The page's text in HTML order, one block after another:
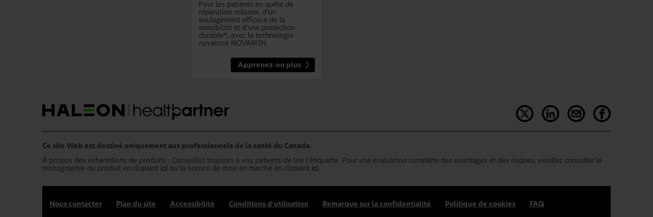
Pour les patients en quête de
réparation robuste, d’un
soulagement efficace de la
sensibilité et d’une protection
durable*, avec la technologie
novatrice NOVAMIN.
Apprenez-en plus
Ce site Web est destiné uniquement aux professionnels de la santé du Canada.
À propos des échantillons de produits : Conseillez toujours à vos patients de lire l’étiquette. Pour une évaluation complète des avantages et des risques, veuillez consulter la
monographie du produit en cliquant ici ou la licence de mise en marché en cliquant ici.
Nous contacter Plan du site Accessibilité Conditions d’utilisation Remarque sur la confidentialité Politique de cookies FAQ